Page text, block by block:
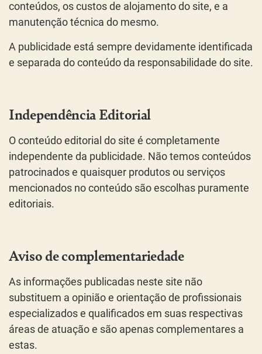
conteúdos, os custos de alojamento do site, e a
manutenção técnica do mesmo.
A publicidade está sempre devidamente identificada
e separada do conteúdo da responsabilidade do site.
Independência Editorial
O conteúdo editorial do site é completamente
independente da publicidade. Não temos conteúdos
patrocinados e quaisquer produtos ou serviços
mencionados no conteúdo são escolhas puramente
editoriais.
Aviso de complementariedade
As informações publicadas neste site não
substituem a opinião e orientação de profissionais
especializados e qualificados em suas respectivas
áreas de atuação e são apenas complementares a
estas.